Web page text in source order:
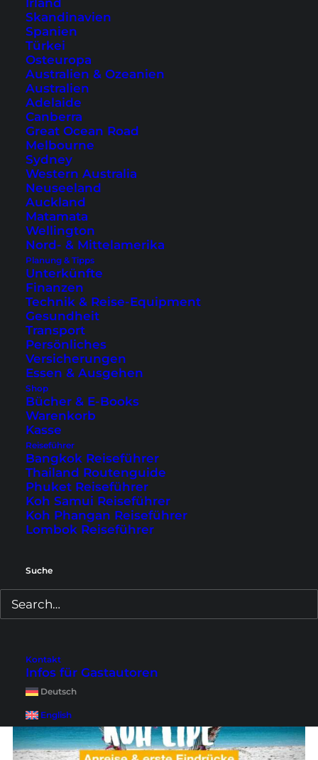
Irland
Skandinavien
Spanien
Türkei
Osteuropa
Australien & Ozeanien
Australien
Adelaide
Canberra
Great Ocean Road
Melbourne
Sydney
Western Australia
Neuseeland
Auckland
Matamata
Wellington
Nord- & Mittelamerika
Planung & Tipps
Unterkünfte
Finanzen
Technik & Reise-Equipment
Gesundheit
Transport
Persönliches
Versicherungen
Essen & Ausgehen
Shop
Bücher & E-Books
Warenkorb
Kasse
Reiseführer
Bangkok Reiseführer
Thailand Routenguide
Phuket Reiseführer
Koh Samui Reiseführer
Koh Phangan Reiseführer
Lombok Reiseführer
Suche
Kontakt
Infos für Gastautoren
Deutsch
English
Sunrise Beach:
Pattaya Beach:
Inselmitte/Walking Street:
Hat dir unser Koh Lipe Video gefallen?
Warst du schon mal auf der Insel oder
würdest gerne einmal hinreisen? Wir
freuen uns auf dein Feedback in den
Kommentaren.
Dir hat dieser Artikel gefallen und
weitergeholfen? Trage dich hier ein,
um regelmäßig unsere besten
Reisetipps direkt ins Postfach zu
bekommen!
Bin dabei!
Wir hüten deine Daten wie unsere Reisepässe! Wir
verwenden deine E-Mail nur, um dir die neuesten Infos
rund um Home is where your Bag is zu schicken.
austragen.